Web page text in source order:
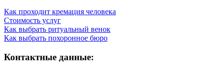
Как проходит кремация человека
Стоимость услуг
Как выбрать ритуальный венок
Как выбрать похоронное бюро
Контактные данные: